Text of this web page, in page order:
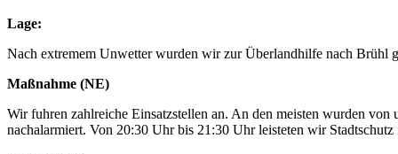
Lage:
Nach extremem Unwetter wurden wir zur Überlandhilfe nach Brühl
Maßnahme (NE)
Wir fuhren zahlreiche Einsatzstellen an. An den meisten wurden
nachalarmiert. Von 20:30 Uhr bis 21:30 Uhr leisteten wir